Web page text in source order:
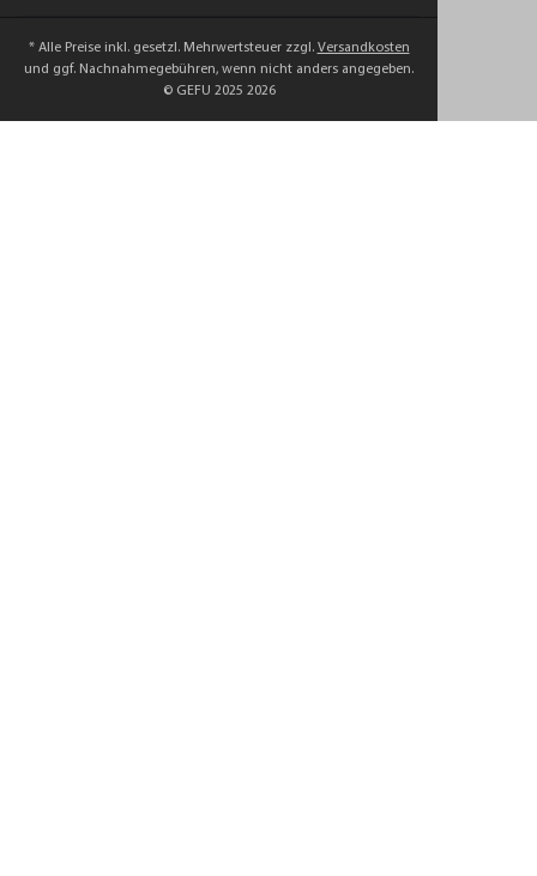
* Alle Preise inkl. gesetzl. Mehrwertsteuer zzgl. Versandkosten
und ggf. Nachnahmegebühren, wenn nicht anders angegeben.
© GEFU 2025 2026